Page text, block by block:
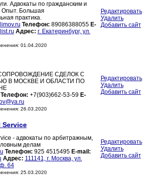
Адвокаты по гражданским и
Опыт. Большая
практика.
Телефон: 89086388055 E-
Адрес: г. Екатеринбург, ул.
01.04.2020
Редактировать
Удалить
Добавить сайт
СДЕЛОК С
В МОСКВЕ И ОБЛАСТИ ПО
Телефон: +7(903)662-53-59 E-
26.03.2020
Редактировать
Удалить
Добавить сайт
- адвокаты по арбитражным,
делам
Телефон: 925 4515495 E-mail:
Адрес: 111141, г. Москва, ул.
64
25.03.2020
Редактировать
Удалить
Добавить сайт